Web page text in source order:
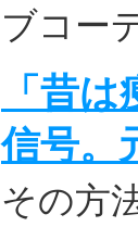
ブコー
「昔
信号。
その方